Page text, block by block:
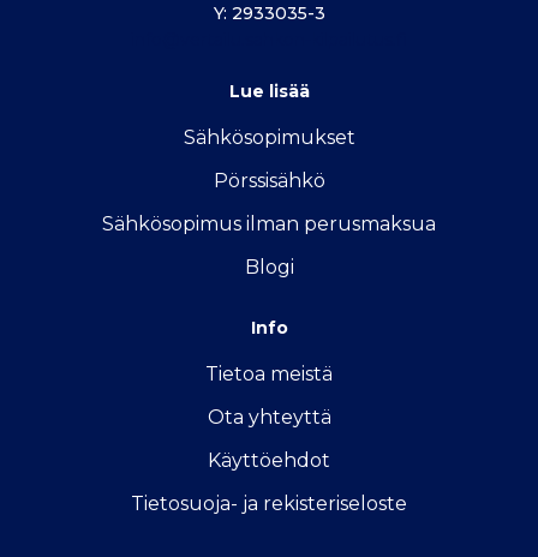
Y: 2933035-3
Lue lisää
Sähkösopimukset
Pörssisähkö
Sähkösopimus ilman perusmaksua
Blogi
Info
Tietoa meistä
Ota yhteyttä
Käyttöehdot
Tietosuoja- ja rekisteriseloste